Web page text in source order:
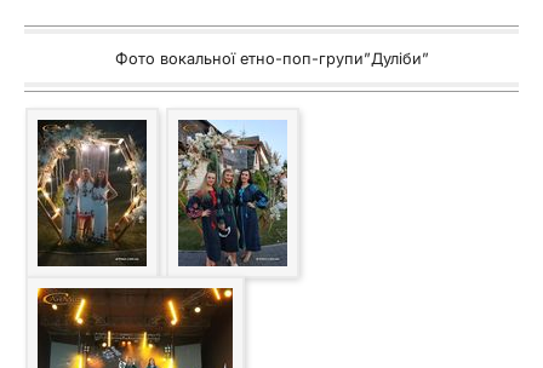
Колядки
Фото вокальної етно-поп-групи”Дуліби”